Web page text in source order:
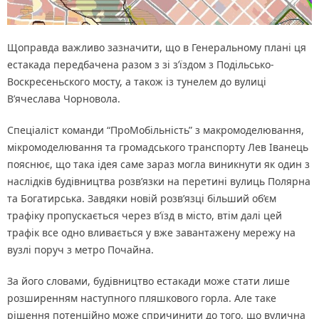
Щоправда важливо зазначити, що в Генеральному плані ця
естакада передбачена разом з зі з’їздом з Подільсько-
Воскресеньского мосту, а також із тунелем до вулиці
В’ячеслава Чорновола.
Спеціаліст команди “ПроМобільність” з макромоделювання,
мікромоделювання та громадського транспорту Лев Іванець
пояснює, що така ідея саме зараз могла виникнути як один з
наслідків будівництва розв’язки на перетині вулиць Полярна
та Богатирська. Завдяки новій розв’язці більший об’єм
трафіку пропускається через в’їзд в місто, втім далі цей
трафік все одно вливається у вже завантажену мережу на
вузлі поруч з метро Почайна.
За його словами, будівництво естакади може стати лише
розширенням наступного пляшкового горла. Але таке
рішення потенційно може спричинити до того, що вулична